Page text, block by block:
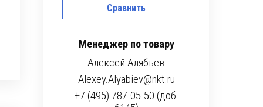
Сравнить
Менеджер по товару
Алексей Алябьев
Alexey.Alyabiev@nkt.ru
+7 (495) 787-05-50 (доб.